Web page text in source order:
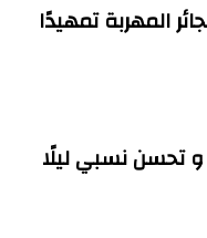
المهربة تمهيدًا
تحسن نسبي ليلًا